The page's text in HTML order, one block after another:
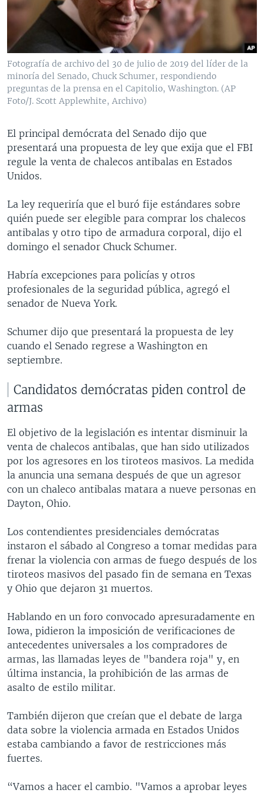
VENEZUELA
BRASIL
NICARAGUA
ECONOMÍA
ENTRETENIMIENTO Y CULTURA
TECNOLOGÍA
DEPORTES
CIENCIA Y SALUD
MULTIMEDIA
VIDEOS
FOTOGRAFÍA
AUDIOS
PROGRAMAS TV
EL MUNDO AL DÍA
FORO INTERAMERICANO
VISIÓN 360
PANORAMA
RADIO
AVANCE INFORMATIVO
AUDIONOTICIAS
ESTADOS UNIDOS AL DÍA
EL MUNDO AL DÍA [RADIO]
FORO [RADIO]
DEPORTIVO INTERNACIONAL
NOTA ECONÓMICA
ENTRETENIMIENTO
DIRECT
DOCUMENTALES DE LA VOA
SÍGANOS
Idiomas
Fotografía de archivo del 30 de julio de 2019 del líder de la
minoría del Senado, Chuck Schumer, respondiendo
preguntas de la prensa en el Capitolio, Washington. (AP
Foto/J. Scott Applewhite, Archivo)
El principal demócrata del Senado dijo que
presentará una propuesta de ley que exija que el FBI
regule la venta de chalecos antibalas en Estados
Unidos.
La ley requeriría que el buró fije estándares sobre
quién puede ser elegible para comprar los chalecos
antibalas y otro tipo de armadura corporal, dijo el
domingo el senador Chuck Schumer.
Habría excepciones para policías y otros
profesionales de la seguridad pública, agregó el
senador de Nueva York.
Schumer dijo que presentará la propuesta de ley
cuando el Senado regrese a Washington en
septiembre.
Candidatos demócratas piden control de
armas
El objetivo de la legislación es intentar disminuir la
venta de chalecos antibalas, que han sido utilizados
por los agresores en los tiroteos masivos. La medida
la anuncia una semana después de que un agresor
con un chaleco antibalas matara a nueve personas en
Dayton, Ohio.
Los contendientes presidenciales demócratas
instaron el sábado al Congreso a tomar medidas para
frenar la violencia con armas de fuego después de los
tiroteos masivos del pasado fin de semana en Texas
y Ohio que dejaron 31 muertos.
Hablando en un foro convocado apresuradamente en
Iowa, pidieron la imposición de verificaciones de
antecedentes universales a los compradores de
armas, las llamadas leyes de "bandera roja" y, en
última instancia, la prohibición de las armas de
asalto de estilo militar.
También dijeron que creían que el debate de larga
data sobre la violencia armada en Estados Unidos
estaba cambiando a favor de restricciones más
fuertes.
“Vamos a hacer el cambio. "Vamos a aprobar leyes